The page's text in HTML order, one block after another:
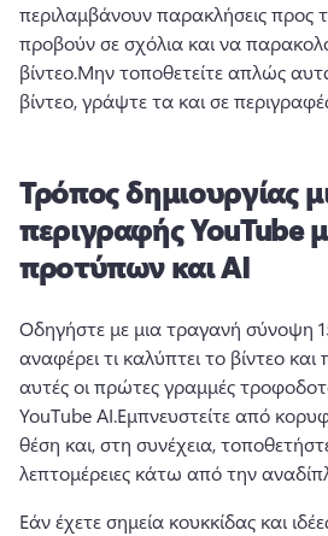
περιλαμβάνουν παρακλήσεις προς
προβούν σε σχόλια και να
βίντεο.Μην τοποθετείτε απλώς
βίντεο, γράψτε τα και σε
Τρόπος δημιουργίας
περιγραφής YouTube
προτύπων και AI
Οδηγήστε με μια τραγανή σύνοψη
αναφέρει τι καλύπτει το βίντεο και
αυτές οι πρώτες γραμμές
YouTube AI.Εμπνευστείτε από
θέση και, στη συνέχεια,
λεπτομέρειες κάτω από την
Εάν έχετε σημεία κουκκίδας και